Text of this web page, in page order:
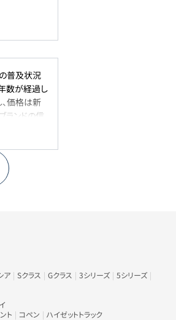
普及状況
数が経過し
価格は新
ランドの信
ア Sクラス Gクラス 3シリーズ
5シリーズ
ト コペン
ハイゼットトラック